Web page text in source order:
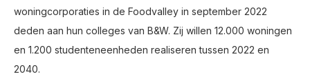
woningcorporaties in de Foodvalley in september 2022
deden aan hun colleges van B&W. Zij willen 12.000 woningen
en 1.200 studenteneenheden realiseren tussen 2022 en
2040.